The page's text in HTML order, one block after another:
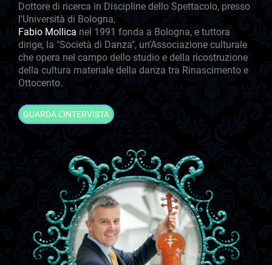
Dottore di ricerca in Discipline dello Spettacolo, presso
l'Università di Bologna,
Fabio Mollica nel 1991 fonda a Bologna, e tuttora
dirige, la "Società di Danza", un’Associazione culturale
che opera nel campo dello studio e della ricostruzione
della cultura materiale della danza tra Rinascimento e
Ottocento.
GUARDA L'INTERVISTA